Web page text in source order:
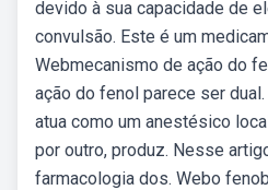
devido à sua capacidade de
convulsão. Este é um
Webmecanismo de ação do
ação do fenol parece ser
atua como um anestésico
por outro, produz. Nesse
farmacologia dos. Webo